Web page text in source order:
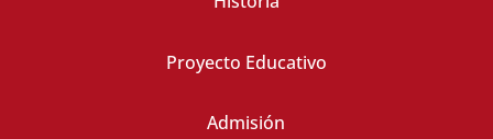
Proyecto Educativo
Admisión